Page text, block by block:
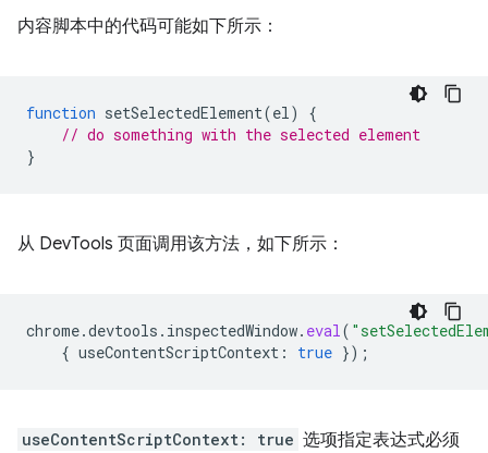
内容脚本中的代码可能如下所示：
function setSelectedElement(el)
{
// do something with the selected element
}
从 DevTools 页面调用该方法，如下所示：
chrome.devtools . inspectedWindow. eval(
{ useContentScriptContext : true });
useContentScriptContext: true 选项指定表达式必须